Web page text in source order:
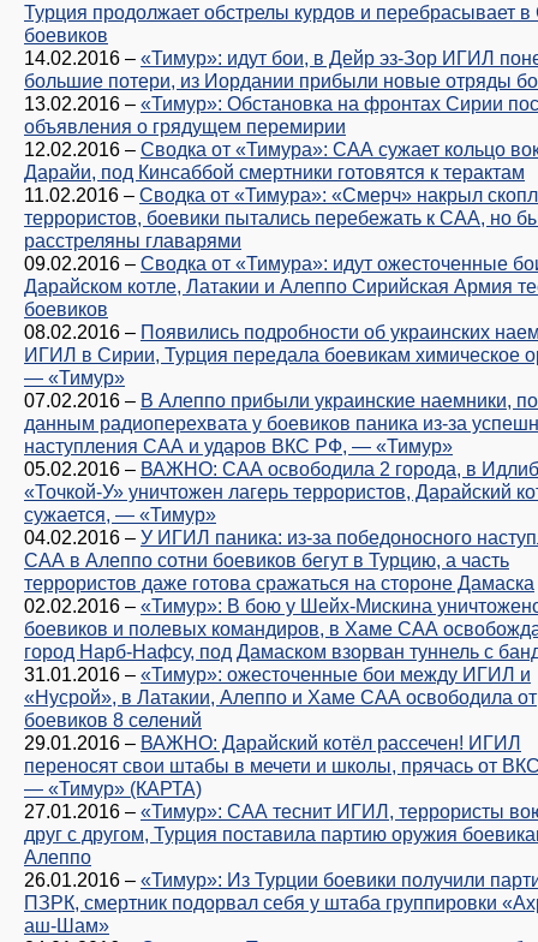
Турция продолжает обстрелы курдов и перебрасывает
боевиков
14.02.2016 – «Тимур»: идут бои, в Дейр эз-Зор ИГИЛ
большие потери, из Иордании прибыли новые отряды
13.02.2016 – «Тимур»: Обстановка на фронтах Сирии
объявления о грядущем перемирии
12.02.2016 – Сводка от «Тимура»: САА сужает кольцо
Дарайи, под Кинсаббой смертники готовятся к терактам
11.02.2016 – Сводка от «Тимура»: «Смерч» накрыл
террористов, боевики пытались перебежать к САА, но
расстреляны главарями
09.02.2016 – Сводка от «Тимура»: идут ожесточенные
Дарайском котле, Латакии и Алеппо Сирийская Армия
боевиков
08.02.2016 – Появились подробности об украинских
ИГИЛ в Сирии, Турция передала боевикам химическое
— «Тимур»
07.02.2016 – В Алеппо прибыли украинские наемники, по
данным радиоперехвата у боевиков паника из-за
наступления САА и ударов ВКС РФ, — «Тимур»
05.02.2016 – ВАЖНО: САА освободила 2 города, в
«Точкой-У» уничтожен лагерь террористов, Дарайский
сужается, — «Тимур»
04.02.2016 – У ИГИЛ паника: из-за победоносного
САА в Алеппо сотни боевиков бегут в Турцию, а часть
террористов даже готова сражаться на стороне Дамаска
02.02.2016 – «Тимур»: В бою у Шейх-Мискина
боевиков и полевых командиров, в Хаме САА
город Нарб-Нафсу, под Дамаском взорван туннель с
31.01.2016 – «Тимур»: ожесточенные бои между ИГИЛ и
«Нусрой», в Латакии, Алеппо и Хаме САА освободила от
боевиков 8 селений
29.01.2016 – ВАЖНО: Дарайский котёл рассечен! ИГИЛ
переносят свои штабы в мечети и школы, прячась от
— «Тимур» (КАРТА)
27.01.2016 – «Тимур»: САА теснит ИГИЛ, террористы
друг с другом, Турция поставила партию оружия
Алеппо
26.01.2016 – «Тимур»: Из Турции боевики получили
ПЗРК, смертник подорвал себя у штаба группировки
аш-Шам»